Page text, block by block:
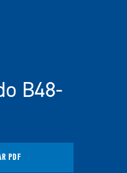
B48-
PDF